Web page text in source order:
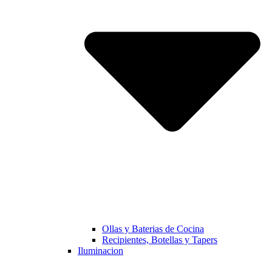
Ollas y Baterias de Cocina
Recipientes, Botellas y Tapers
Iluminacion